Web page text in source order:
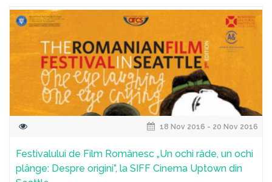
18 Nov 2016 - 20 Nov 2016
Festivalului de Film Românesc „Un ochi râde, un ochi
plânge: Despre origini”, la SIFF Cinema Uptown din